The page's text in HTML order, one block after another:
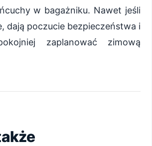
w bagażniku. Nawet jeśli
dają poczucie bezpieczeństwa i
zaplanować zimową